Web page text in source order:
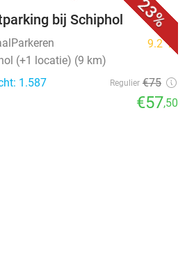
23%
bij Schiphol
9.2star
(+1 locatie) (9 km)
1.587
Regulier €75
€57,50